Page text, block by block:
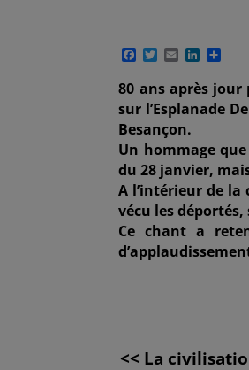
F
c
e
b
o
o
k
T
i
t
t
e
r
E
a
i
l
L
n
k
e
n
r
t
a
r
80 ans après
sur l’Esplanade
Besançon.
Un hommage
du 28 janvier,
A l’intérieur de la
vécu les
Ce chant a
<< La